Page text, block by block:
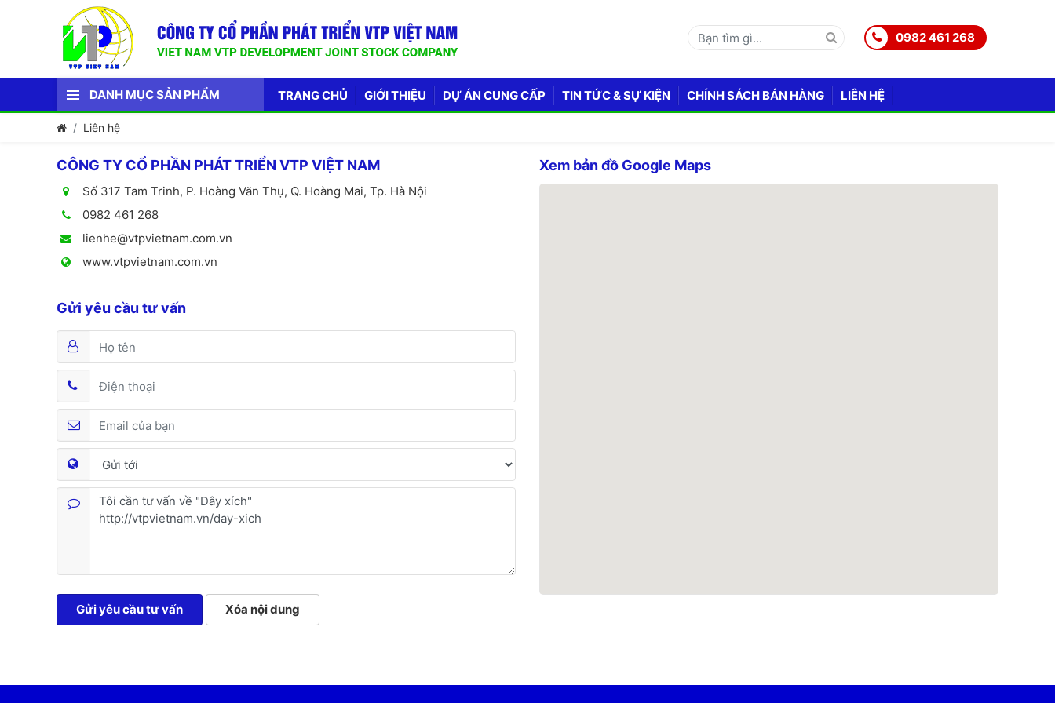
0982 461 268
DANH MỤC SẢN PHẨM TRANG CHỦ GIỚI THIỆU DỰ ÁN CUNG CẤP TIN TỨC & SỰ KIỆN CHÍNH SÁCH BÁN HÀNG LIÊN HỆ
Liên hệ
CÔNG TY CỔ PHẦN PHÁT TRIỂN VTP VIỆT NAM
Số 317 Tam Trinh, P. Hoàng Văn Thụ, Q. Hoàng Mai, Tp. Hà Nội
0982 461 268
lienhe@vtpvietnam.com.vn
www.vtpvietnam.com.vn
Gửi yêu cầu tư vấn
Gửi yêu cầu tư vấn Xóa nội dung
Xem bản đồ Google Maps